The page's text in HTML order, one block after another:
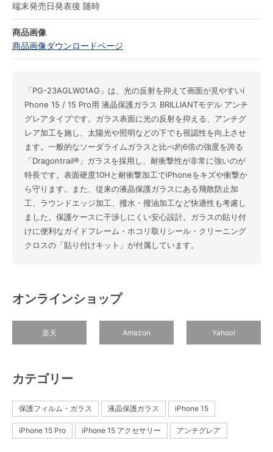
端末発売日発表後 随時
商品画像
商品画像ダウンロードページ
「PG-23AGLW01AG」は、光の反射を抑えて画面が見やすいi
Phone 15 / 15 Pro用 液晶保護ガラス BRILLIANTモデル アンチ
グレアタイプです。ガラス表面に光の反射を抑える、アンチグ
レア加工を施し、太陽光や照明などの下でも視認性を向上させ
ます。一般的なソーダライムガラスと比べ約6倍の強度を誇る
「Dragontrail®」ガラスを採用し、耐衝撃性が非常に強いのが
特長です。表面硬度10Hと耐衝撃加工でiPhoneをキズや衝撃か
ら守ります。また、従来の液晶保護ガラスにある飛散防止加
工、ラウンドエッジ加工、撥水・撥油加工など快適性も考慮し
ました。保護ケースに干渉しにくい安心設計。ガラスの貼り付
けに便利なガイドフレーム・ホコリ取りシール・クリーニング
クロスの「貼り付けキット」が付属しています。
オンラインショップ
楽天 Amazon Yahoo!
カテゴリー
保護フィルム・ガラス 液晶保護ガラス iPhone 15
iPhone 15 Pro iPhone 15 アクセサリー アンチグレア